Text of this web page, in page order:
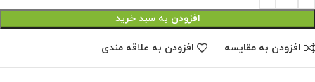
افزودن به سبد خرید
افزودن به مقایسه افزودن به علاقه مندی